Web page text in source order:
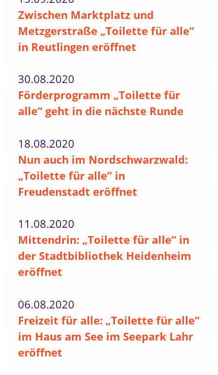
Zwischen Marktplatz und
Metzgerstraße „Toilette für alle“
in Reutlingen eröffnet
30.08.2020
Förderprogramm „Toilette für
alle“ geht in die nächste Runde
18.08.2020
Nun auch im Nordschwarzwald:
„Toilette für alle“ in
Freudenstadt eröffnet
11.08.2020
Mittendrin: „Toilette für alle“ in
der Stadtbibliothek Heidenheim
eröffnet
06.08.2020
Freizeit für alle: „Toilette für alle“
im Haus am See im Seepark Lahr
eröffnet